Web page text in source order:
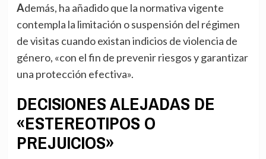
Además, ha añadido que la normativa vigente
contempla la limitación o suspensión del régimen
de visitas cuando existan indicios de violencia de
género, «con el fin de prevenir riesgos y garantizar
una protección efectiva».
DECISIONES ALEJADAS DE
«ESTEREOTIPOS O
PREJUICIOS»